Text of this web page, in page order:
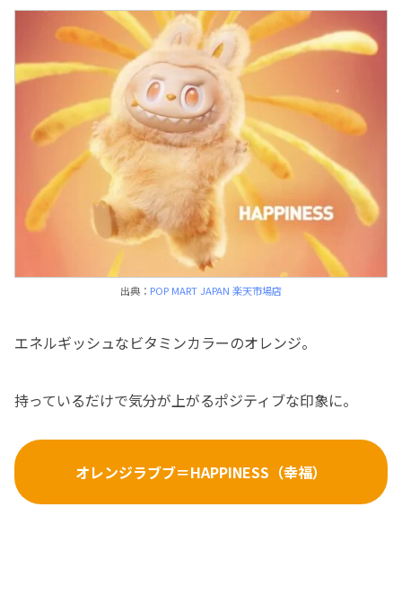
出典： POP MART JAPAN 楽天市場店
エネルギッシュなビタミンカラーのオレンジ。
持っているだけで気分が上がるポジティブな印象に。
オレンジラブブ＝HAPPINESS（幸福）